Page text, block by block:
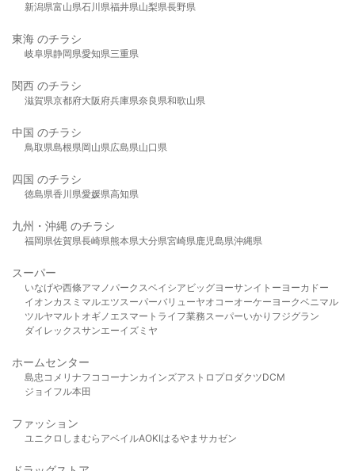
新潟県富山県石川県福井県山梨県長野県
東海 のチラシ
岐阜県静岡県愛知県三重県
関西 のチラシ
滋賀県京都府大阪府兵庫県奈良県和歌山県
中国 のチラシ
鳥取県島根県岡山県広島県山口県
四国 のチラシ
徳島県香川県愛媛県高知県
九州・沖縄 のチラシ
福岡県佐賀県長崎県熊本県大分県宮崎県鹿児島県沖縄県
スーパー
いなげや西條アマノパークスベイシア ビッグヨーサンイトーヨーカドー
イオンカスミ マルエツスーパーバリューヤオコーオーケー ヨークベニマル
ツルヤマルト オギノ エスマート ライフ業務スーパーいかり フジグラン
ダイレックスサンエーイズミヤ
ホームセンター
島忠 コメリ ナフコ コーナンカインズアストロプロダクツDCM
ジョイフル本田
ファッション
ユニクロ しまむら アベイルAOKIはるやま サカゼン